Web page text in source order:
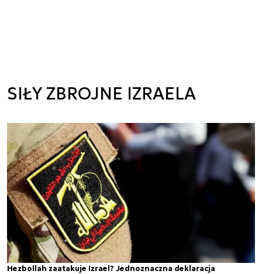
SIŁY ZBROJNE IZRAELA
Hezbollah zaatakuje Izrael? Jednoznaczna deklaracja